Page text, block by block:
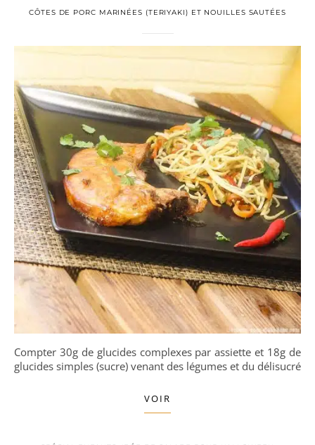
CÔTES DE PORC MARINÉES (TERIYAKI) ET NOUILLES SAUTÉES
Compter 30g de glucides complexes par assiette et 18g de
glucides simples (sucre) venant des légumes et du délisucré
VOIR